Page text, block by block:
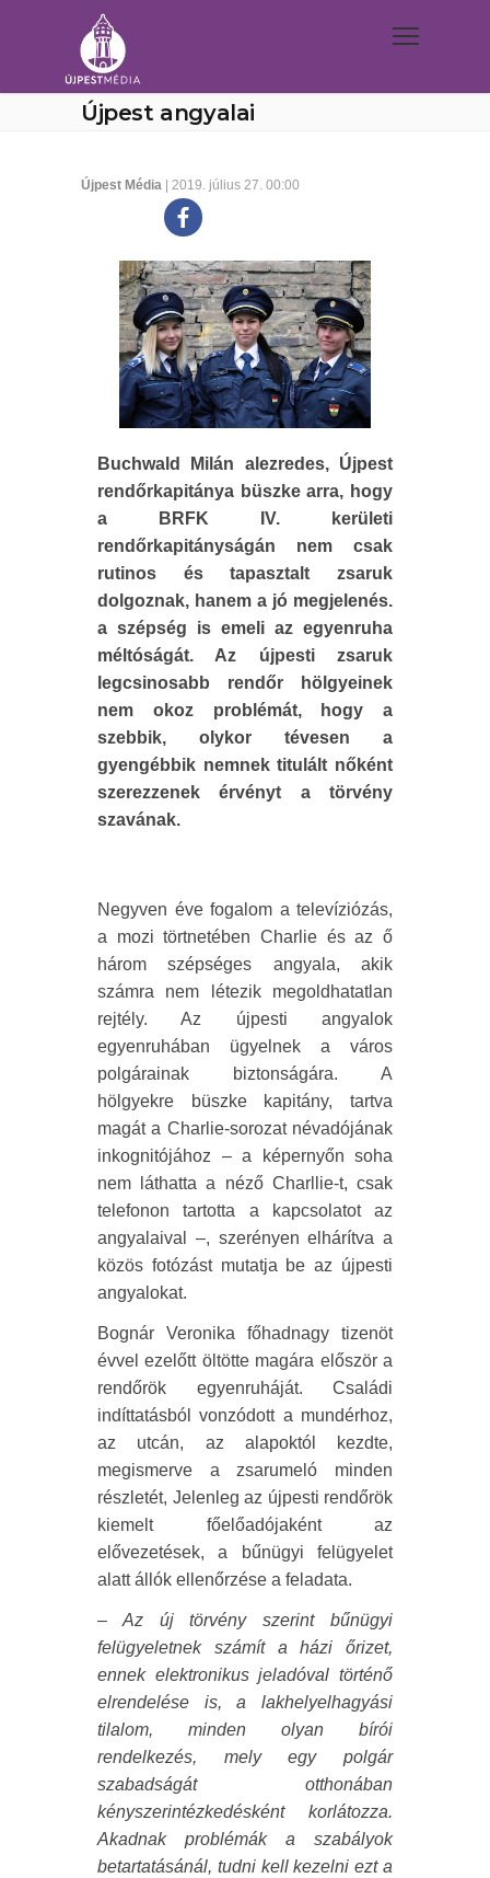
Újpest angyalai
Újpest Média | 2019. július 27. 00:00
Buchwald Milán alezredes, Újpest
rendőrkapitánya büszke arra, hogy
a BRFK IV. kerületi
rendőrkapitányságán nem csak
rutinos és tapasztalt zsaruk
dolgoznak, hanem a jó megjelenés.
a szépség is emeli az egyenruha
méltóságát. Az újpesti zsaruk
legcsinosabb rendőr hölgyeinek
nem okoz problémát, hogy a
szebbik, olykor tévesen a
gyengébbik nemnek titulált nőként
szerezzenek érvényt a törvény
szavának.
Negyven éve fogalom a televíziózás,
a mozi törtnetében Charlie és az ő
három szépséges angyala, akik
számra nem létezik megoldhatatlan
rejtély. Az újpesti angyalok
egyenruhában ügyelnek a város
polgárainak biztonságára. A
hölgyekre büszke kapitány, tartva
magát a Charlie-sorozat névadójának
inkognitójához – a képernyőn soha
nem láthatta a néző Charllie-t, csak
telefonon tartotta a kapcsolatot az
angyalaival –, szerényen elhárítva a
közös fotózást mutatja be az újpesti
angyalokat.
Bognár Veronika főhadnagy tizenöt
évvel ezelőtt öltötte magára először a
rendőrök egyenruháját. Családi
indíttatásból vonzódott a mundérhoz,
az utcán, az alapoktól kezdte,
megismerve a zsarumeló minden
részletét, Jelenleg az újpesti rendőrök
kiemelt főelőadójaként az
elővezetések, a bűnügyi felügyelet
alatt állók ellenőrzése a feladata.
– Az új törvény szerint bűnügyi
felügyeletnek számít a házi őrizet,
ennek elektronikus jeladóval történő
elrendelése is, a lakhelyelhagyási
tilalom, minden olyan bírói
rendelkezés, mely egy polgár
szabadságát otthonában
kényszerintézkedésként korlátozza.
Akadnak problémák a szabályok
betartatásánál, tudni kell kezelni ezt a